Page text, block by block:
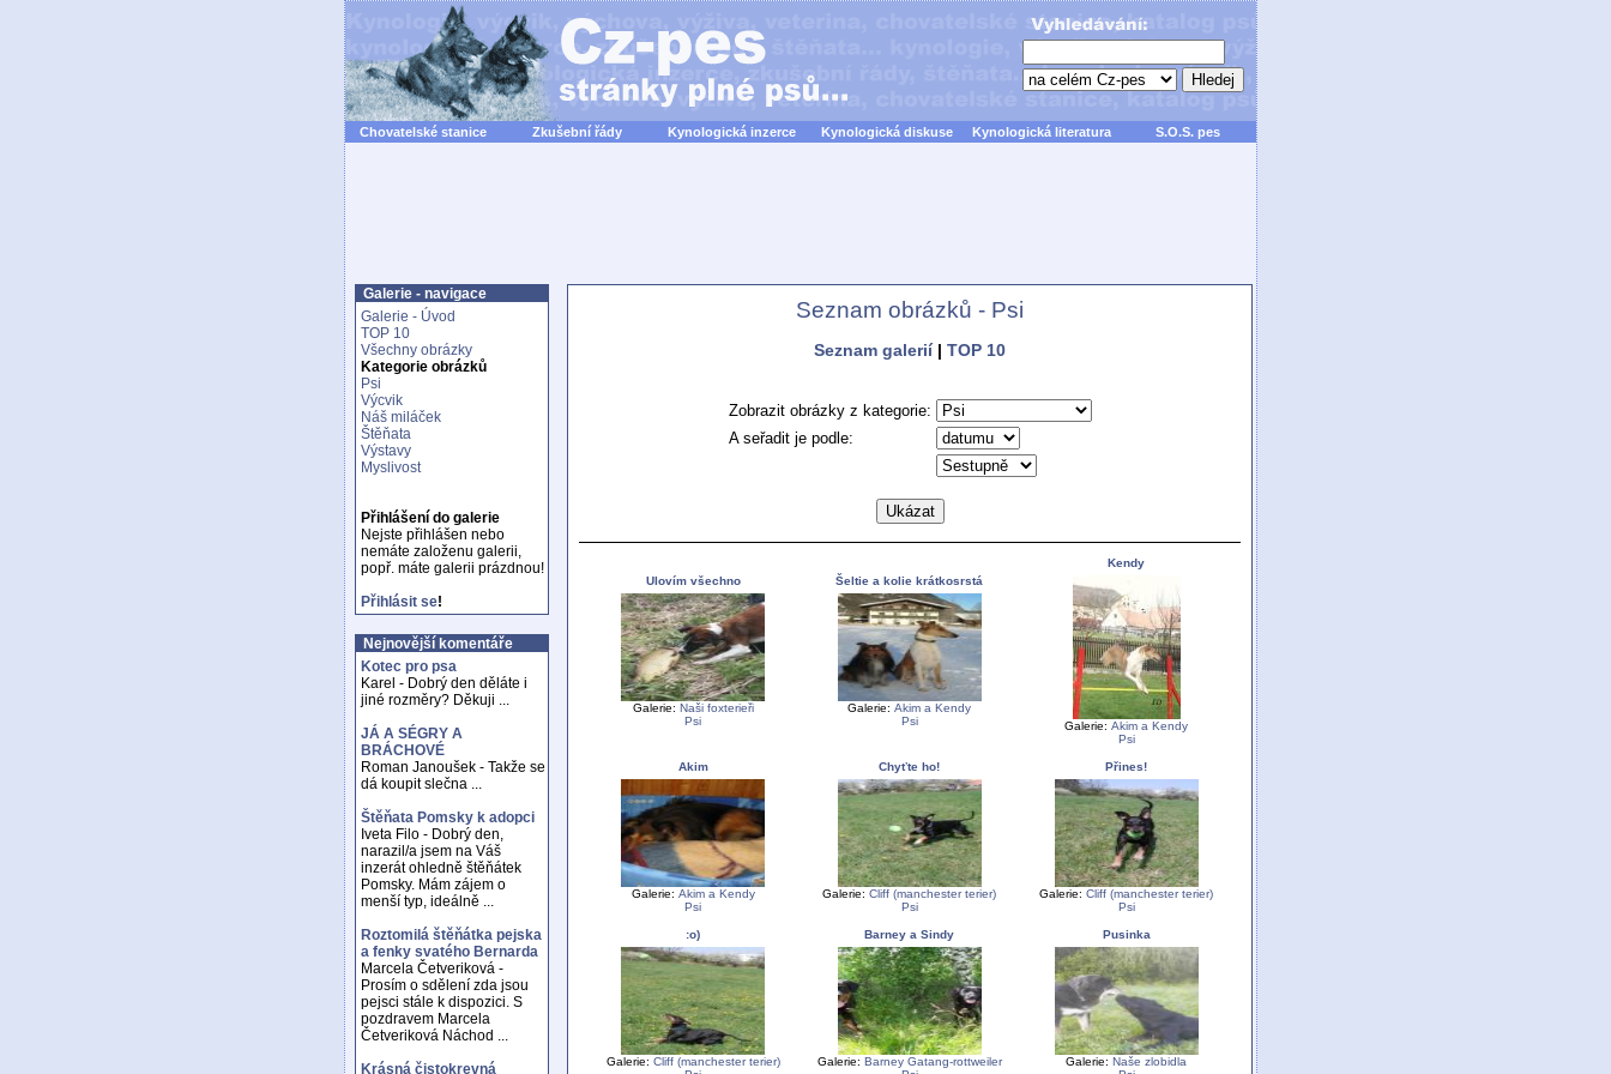
Chovatelské stanice Zkušební řády Kynologická inzerce Kynologická diskuse Kynologická literatura S.O.S. pes
Galerie - navigace
Galerie - Úvod
TOP 10
Všechny obrázky
Kategorie obrázků
Psi
Výcvik
Náš miláček
Štěňata
Výstavy
Myslivost
Přihlášení do galerie
Nejste přihlášen nebo
nemáte založenu galerii,
popř. máte galerii prázdnou!
Přihlásit se!
Nejnovější komentáře
Kotec pro psa
Karel - Dobrý den děláte i
jiné rozměry? Děkuji ...
JÁ A SÉGRY A
BRÁCHOVÉ
Roman Janoušek - Takže se
dá koupit slečna ...
Štěňata Pomsky k adopci
Iveta Filo - Dobrý den,
narazil/a jsem na Váš
inzerát ohledně štěňátek
Pomsky. Mám zájem o
menší typ, ideálně ...
Roztomilá štěňátka pejska
a fenky svatého Bernarda
Marcela Četveriková -
Prosím o sdělení zda jsou
pejsci stále k dispozici. S
pozdravem Marcela
Četveriková Náchod ...
Krásná čistokrevná
Seznam obrázků - Psi
Seznam galerií| TOP 10
Zobrazit obrázky z kategorie:
A seřadit je podle:
Ulovím všechno
Galerie: Naši foxterieři
Psi
Šeltie a kolie krátkosrstá
Galerie: Akim a Kendy
Psi
Kendy
Galerie: Akim a Kendy
Psi
Akim
Galerie: Akim a Kendy
Psi
Chyťte ho!
Galerie: Cliff (manchester terier)
Psi
Přines!
Galerie: Cliff (manchester terier)
Psi
:o)
Galerie: Cliff (manchester terier)
Barney a Sindy
Galerie: Barney Gatang-rottweiler
Pusinka
Galerie: Naše zlobidla